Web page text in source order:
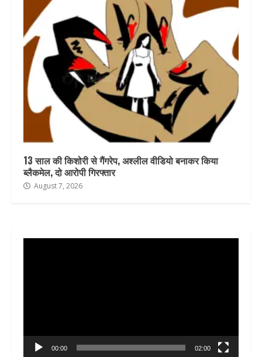
13 साल की किशोरी से गैंगरेप, अश्लील वीडियो बनाकर किया
ब्लैकमेल, दो आरोपी गिरफ्तार
August 7, 2026
00:00 02:00